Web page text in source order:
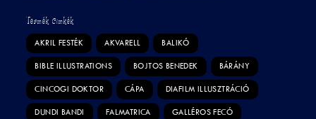
Termék Címkék
AKRIL FESTÉK AKVARELL BALIKÓ
BIBLE ILLUSTRATIONS BOJTOS BENEDEK BÁRÁNY
CINCOGI DOKTOR CÁPA DIAFILM ILLUSZTRÁCIÓ
DUNDI BANDI FALMATRICA GALLÉROS FECÓ